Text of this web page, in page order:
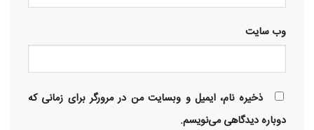
وب‌ سایت
ذخیره نام، ایمیل و وبسایت من در مرورگر برای زمانی که
دوباره دیدگاهی می‌نویسم.